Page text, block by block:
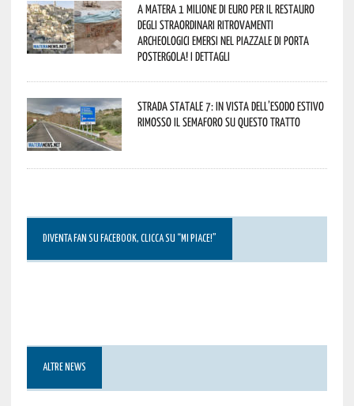
A Matera 1 milione di euro per il restauro
degli straordinari ritrovamenti
archeologici emersi nel piazzale di Porta
Postergola! I dettagli
Strada statale 7: in vista dell’esodo estivo
rimosso il semaforo su questo tratto
DIVENTA FAN SU FACEBOOK, CLICCA SU “MI PIACE!”
ALTRE NEWS